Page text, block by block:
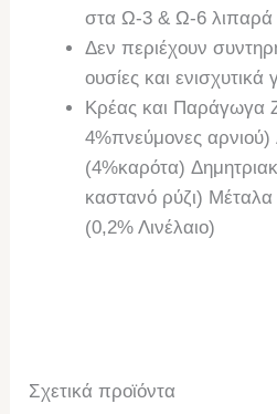
στα Ω-3 & Ω-6 λιπαρά
Δεν περιέχουν
ουσίες και ενισχυτικά
Κρέας και Παράγωγα
4%πνεύμονες αρνιού)
(4%καρότα)
καστανό ρύζι)
(0,2% Λινέλαιο)
Σχετικά προϊόντα